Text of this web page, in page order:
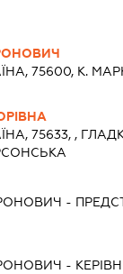
75600, К.
75633, ,
-
-